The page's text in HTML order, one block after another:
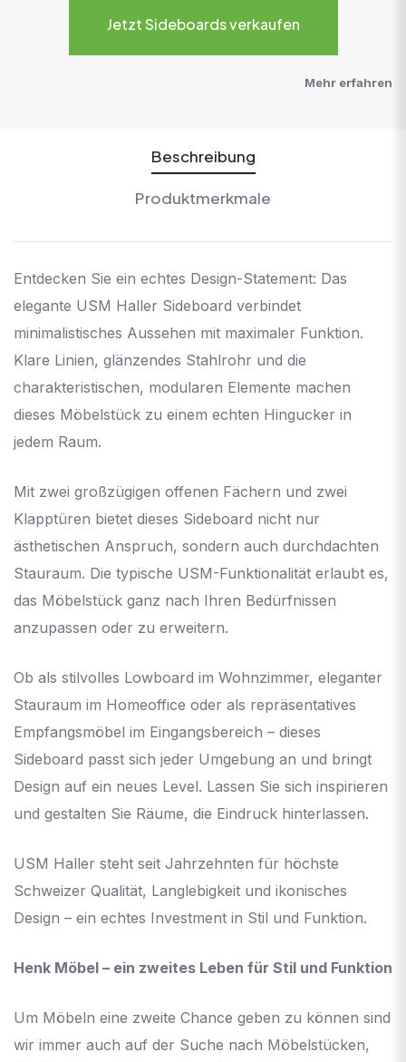
Jetzt Sideboards verkaufen
Mehr erfahren
Beschreibung
Produktmerkmale
Entdecken Sie ein echtes Design-Statement: Das
elegante USM Haller Sideboard verbindet
minimalistisches Aussehen mit maximaler Funktion.
Klare Linien, glänzendes Stahlrohr und die
charakteristischen, modularen Elemente machen
dieses Möbelstück zu einem echten Hingucker in
jedem Raum.
Mit zwei großzügigen offenen Fächern und zwei
Klapptüren bietet dieses Sideboard nicht nur
ästhetischen Anspruch, sondern auch durchdachten
Stauraum. Die typische USM-Funktionalität erlaubt es,
das Möbelstück ganz nach Ihren Bedürfnissen
anzupassen oder zu erweitern.
Ob als stilvolles Lowboard im Wohnzimmer, eleganter
Stauraum im Homeoffice oder als repräsentatives
Empfangsmöbel im Eingangsbereich – dieses
Sideboard passt sich jeder Umgebung an und bringt
Design auf ein neues Level. Lassen Sie sich inspirieren
und gestalten Sie Räume, die Eindruck hinterlassen.
USM Haller steht seit Jahrzehnten für höchste
Schweizer Qualität, Langlebigkeit und ikonisches
Design – ein echtes Investment in Stil und Funktion.
Henk Möbel – ein zweites Leben für Stil und Funktion
Um Möbeln eine zweite Chance geben zu können sind
wir immer auch auf der Suche nach Möbelstücken,